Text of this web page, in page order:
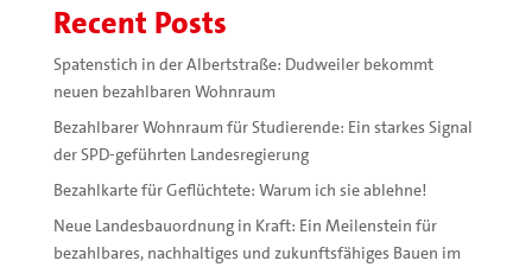
Recent Posts
Spatenstich in der Albertstraße: Dudweiler bekommt
neuen bezahlbaren Wohnraum
Bezahlbarer Wohnraum für Studierende: Ein starkes Signal
der SPD-geführten Landesregierung
Bezahlkarte für Geflüchtete: Warum ich sie ablehne!
Neue Landesbauordnung in Kraft: Ein Meilenstein für
bezahlbares, nachhaltiges und zukunftsfähiges Bauen im